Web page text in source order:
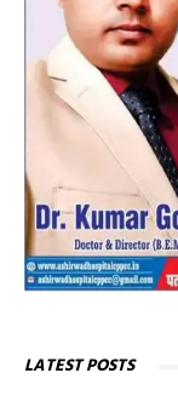
LATEST POSTS